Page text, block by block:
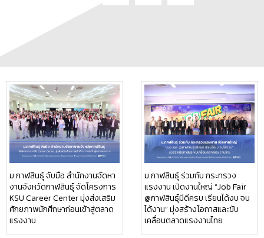
ม.กาฬสินธุ์ จับมือ สำนักงานจัดหา
งานจังหวัดกาฬสินธุ์ จัดโครงการ
KSU Career Center มุ่งส่งเสริม
ศักยภาพนักศึกษาก่อนเข้าสู่ตลาด
แรงงาน
ม.กาฬสินธุ์ ร่วมกับ กระทรวง
แรงงาน เปิดงานใหญ่ “Job Fair
@กาฬสินธุ์มีดีครบ เรียนได้งบ จบ
ได้งาน” มุ่งสร้างโอกาสและขับ
เคลื่อนตลาดแรงงานไทย